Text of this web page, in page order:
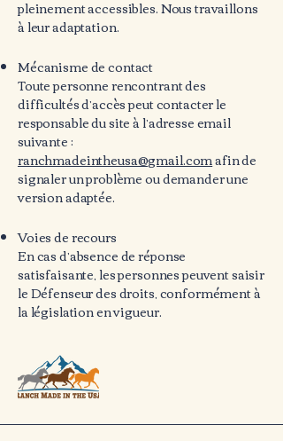
pleinement accessibles. Nous travaillons
à leur adaptation.
Mécanisme de contact
Toute personne rencontrant des
difficultés d’accès peut contacter le
responsable du site à l’adresse email
suivante :
ranchmadeintheusa@gmail.comafin de
signaler un problème ou demander une
version adaptée.
Voies de recours
En cas d’absence de réponse
satisfaisante, les personnes peuvent saisir
le Défenseur des droits, conformément à
la législation en vigueur.